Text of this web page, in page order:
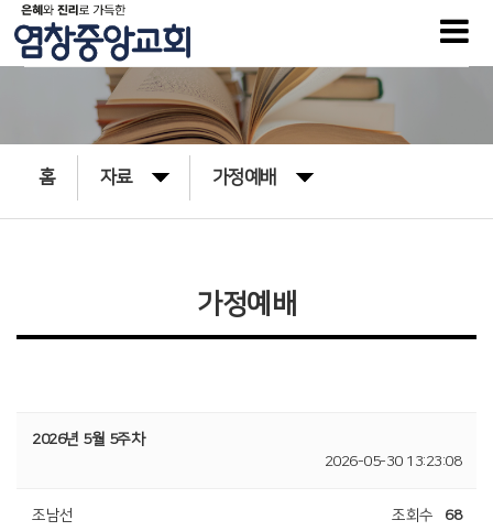
홈 자료 가정예배
가정예배
2026년 5월 5주차
2026-05-30 13:23:08
조남선 조회수 68